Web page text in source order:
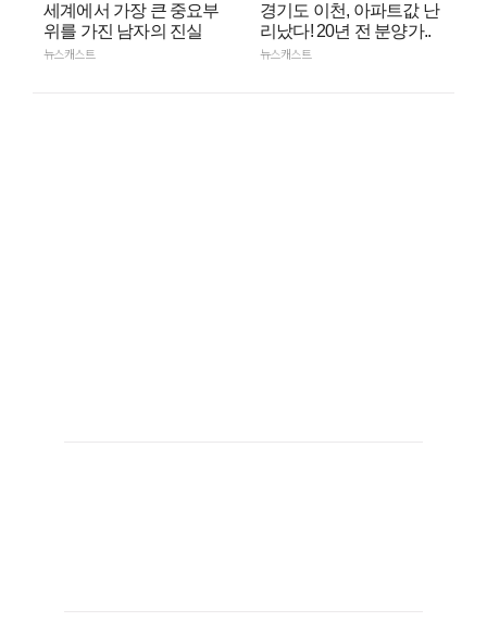
세계에서 가장 큰 중요부
위를 가진 남자의 진실
뉴스캐스트
경기도 이천, 아파트값 난
리났다! 20년 전 분양가..
뉴스캐스트